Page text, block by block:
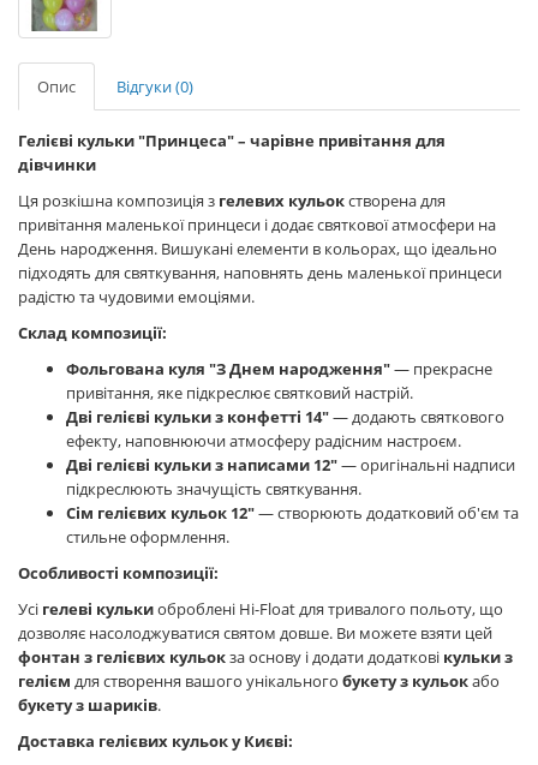
Опис Відгуки (0)
Гелієві кульки "Принцеса" – чарівне привітання для
дівчинки
Ця розкішна композиція з гелевих кульокстворена для
привітання маленької принцеси і додає святкової атмосфери на
День народження. Вишукані елементи в кольорах, що ідеально
підходять для святкування, наповнять день маленької принцеси
радістю та чудовими емоціями.
Склад композиції:
Фольгована куля "З Днем народження"— прекрасне
привітання, яке підкреслює святковий настрій.
Дві гелієві кульки з конфетті 14"— додають святкового
ефекту, наповнюючи атмосферу радісним настроєм.
Дві гелієві кульки з написами 12"— оригінальні надписи
підкреслюють значущість святкування.
Сім гелієвих кульок 12"— створюють додатковий об'єм та
стильне оформлення.
Особливості композиції:
Усі гелеві кулькиоброблені Hi-Float для тривалого польоту, що
дозволяє насолоджуватися святом довше. Ви можете взяти цей
фонтан з гелієвих кульокза основу і додати додаткові кульки з
гелієм для створення вашого унікального букету з кульокабо
букету з шариків.
Доставка гелієвих кульок у Києві: